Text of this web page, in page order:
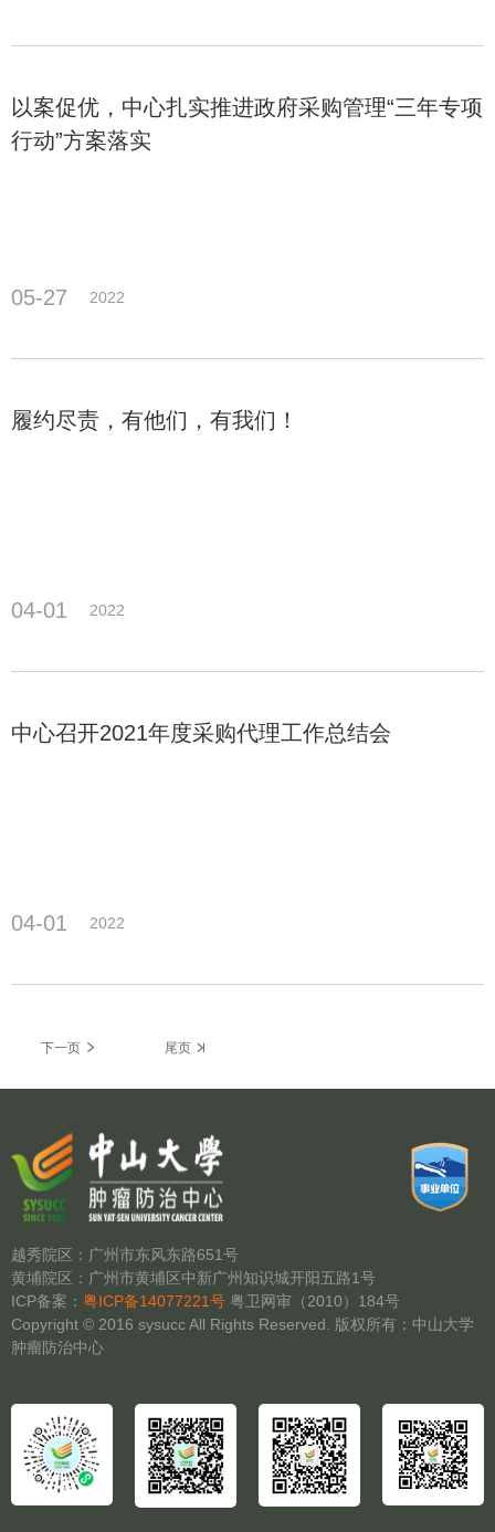
以案促优，中心扎实推进政府采购管理“三年专项
行动”方案落实
05-27 2022
履约尽责，有他们，有我们！
04-01 2022
中心召开2021年度采购代理工作总结会
04-01 2022
下
下一页
末
尾页
越秀院区：广州市东风东路651号
黄埔院区：广州市黄埔区中新广州知识城开阳五路1号
ICP备案： 粤ICP备14077221号 粤卫网审（2010）184号
Copyright © 2016 sysucc All Rights Reserved. 版权所有：中山大学
肿瘤防治中心